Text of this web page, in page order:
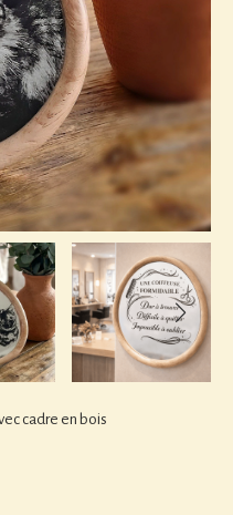
cadre en bois